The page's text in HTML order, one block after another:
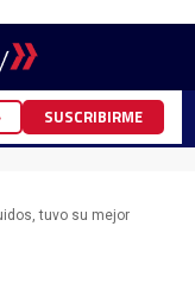
SUSCRIBIRME
tuvo su mejor